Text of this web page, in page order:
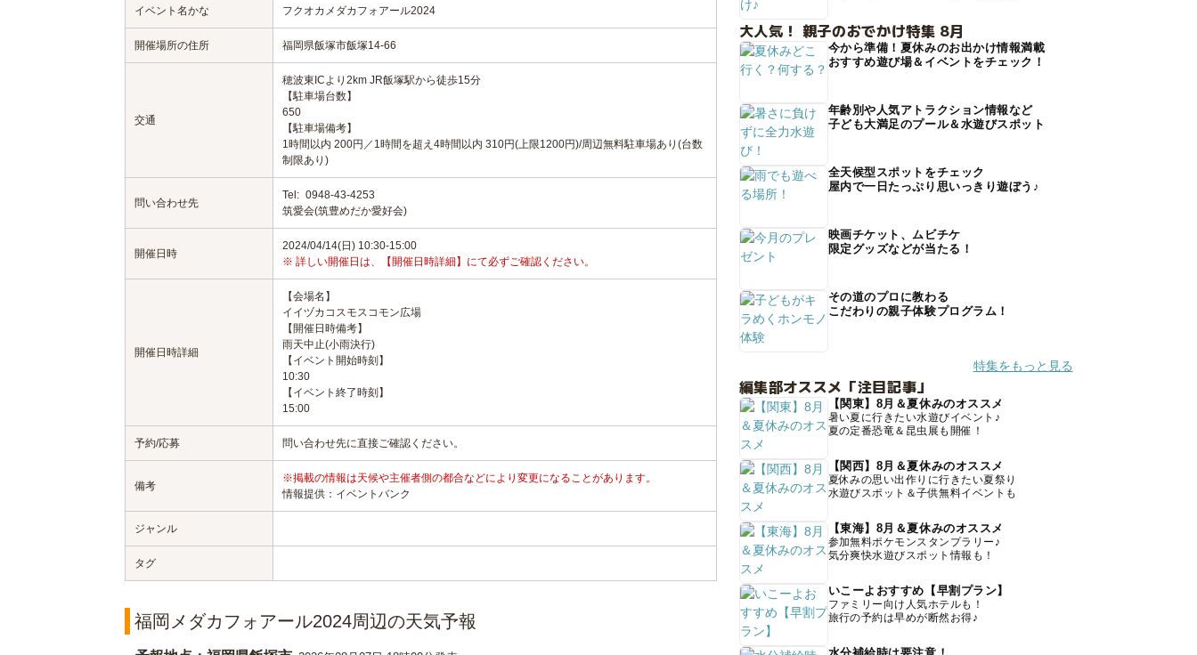
イベント名かな フクオカメダカフォアール2024
開催場所の住所 福岡県飯塚市飯塚14-66
交通
穂波東ICより2km JR飯塚駅から徒歩15分
【駐車場台数】
650
【駐車場備考】
1時間以内 200円／1時間を超え4時間以内 310円(上限1200円)/周辺無料駐車場あり(台数
制限あり)
問い合わせ先
Tel: 0948-43-4253
筑愛会(筑豊めだか愛好会)
開催日時
2024/04/14(日) 10:30-15:00
※ 詳しい開催日は、【開催日時詳細】にて必ずご確認ください。
開催日時詳細
【会場名】
イイヅカコスモスコモン広場
【開催日時備考】
雨天中止(小雨決行)
【イベント開始時刻】
10:30
【イベント終了時刻】
15:00
予約/応募 問い合わせ先に直接ご確認ください。
備考
※掲載の情報は天候や主催者側の都合などにより変更になることがあります。
情報提供：イベントバンク
ジャンル
タグ
福岡メダカフォアール2024周辺の天気予報
大人気！ 親子のおでかけ特集 8月
今から準備！夏休みのお出かけ情報満載
おすすめ遊び場＆イベントをチェック！
年齢別や人気アトラクション情報など
子ども大満足のプール＆水遊びスポット
全天候型スポットをチェック
屋内で一日たっぷり思いっきり遊ぼう♪
映画チケット、ムビチケ
限定グッズなどが当たる！
その道のプロに教わる
こだわりの親子体験プログラム！
特集をもっと見る
編集部オススメ「注目記事」
【関東】8月＆夏休みのオススメ
暑い夏に行きたい水遊びイベント♪
夏の定番恐竜＆昆虫展も開催！
【関西】8月＆夏休みのオススメ
夏休みの思い出作りに行きたい夏祭り
水遊びスポット＆子供無料イベントも
【東海】8月＆夏休みのオススメ
参加無料ポケモンスタンプラリー♪
気分爽快水遊びスポット情報も！
いこーよおすすめ【早割プラン】
ファミリー向け人気ホテルも！
旅行の予約は早めが断然お得♪